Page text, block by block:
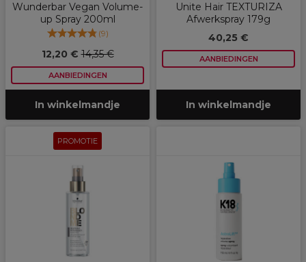
Wunderbar Vegan Volume-
up Spray 200ml
(9)
12,20 €14,35 €
AANBIEDINGEN
In winkelmandje
Unite Hair TEXTURIZA
Afwerkspray 179g
40,25 €
AANBIEDINGEN
In winkelmandje
PROMOTIE